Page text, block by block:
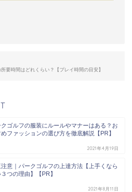
要時間はどれくらい？【プレイ時間の目安】
クゴルフの服装にルールやマナーはある？お
ファッションの選び方を徹底解説【PR】
2021年4月19日
意｜パークゴルフの上達方法【上手くなら
つの理由】【PR】
2021年8月11日